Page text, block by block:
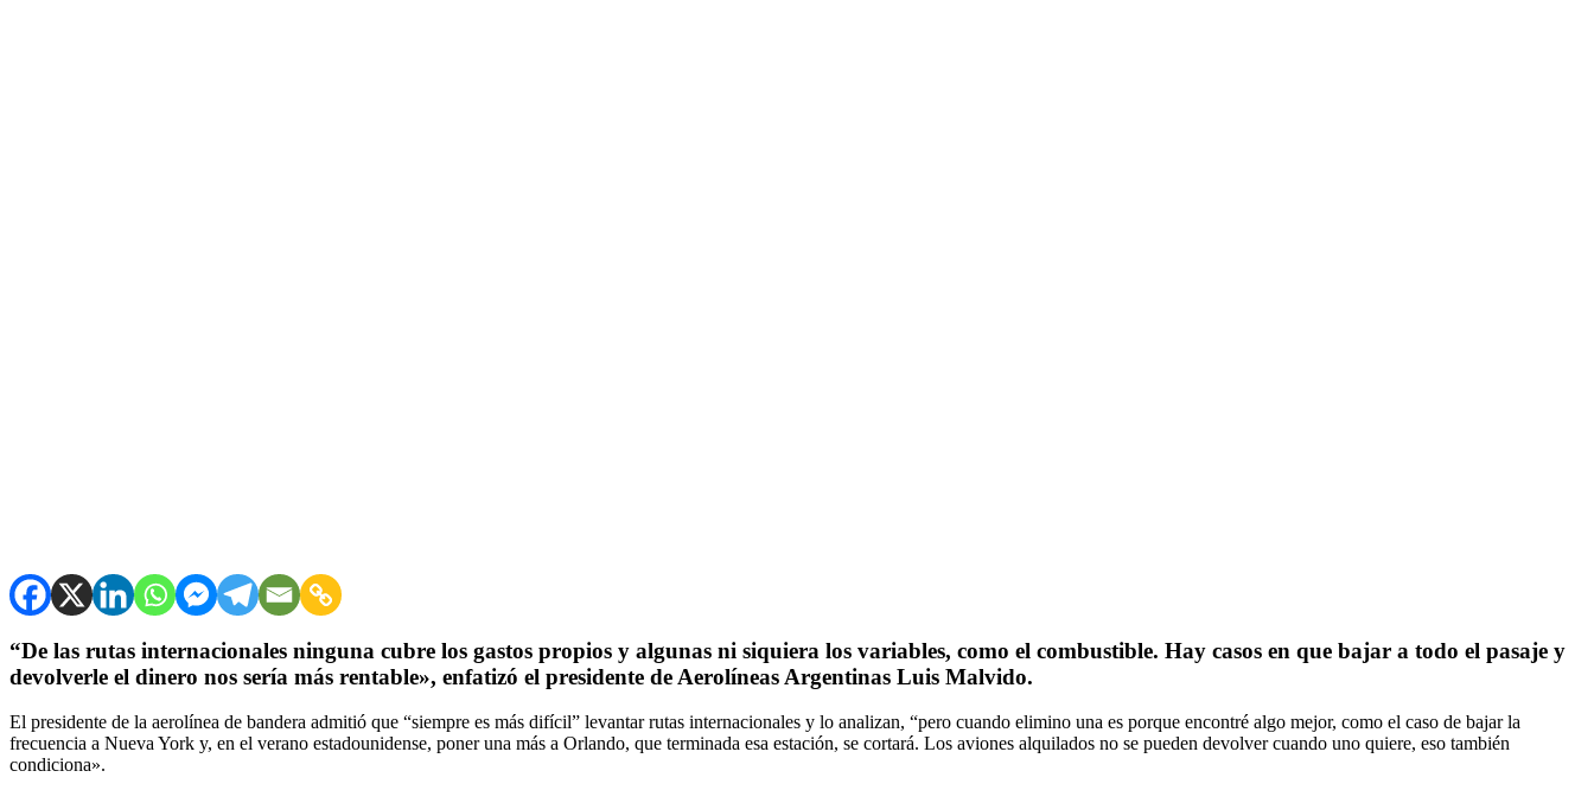
“De las rutas internacionales ninguna cubre los gastos propios y algunas ni siquiera los variables, como el combustible. Hay casos en que bajar a todo el pasaje y
devolverle el dinero nos sería más rentable», enfatizó el presidente de Aerolíneas Argentinas Luis Malvido.
El presidente de la aerolínea de bandera admitió que “siempre es más difícil” levantar rutas internacionales y lo analizan, “pero cuando elimino una es porque encontré algo mejor, como el caso de bajar la
frecuencia a Nueva York y, en el verano estadounidense, poner una más a Orlando, que terminada esa estación, se cortará. Los aviones alquilados no se pueden devolver cuando uno quiere, eso también
condiciona».